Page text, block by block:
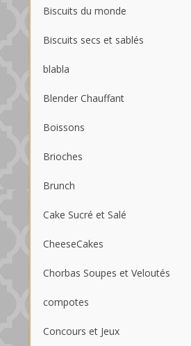
Biscuits du monde
Biscuits secs et sablés
blabla
Blender Chauffant
Boissons
Brioches
Brunch
Cake Sucré et Salé
CheeseCakes
Chorbas Soupes et Veloutés
compotes
Concours et Jeux